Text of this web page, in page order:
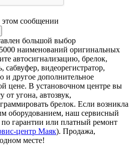
сообщении
большой выбор
наименований оригинальных
автосигнализацию, брелок,
сабвуфер, видеорегистратор,
и другое дополнительное
цене. В установочном центре вы
от угона, автозвук,
брелок. Если возникла
оборудованием, наш сервисный
по гарантии или платный ремонт
центр Маяк). Продажа,
месте!